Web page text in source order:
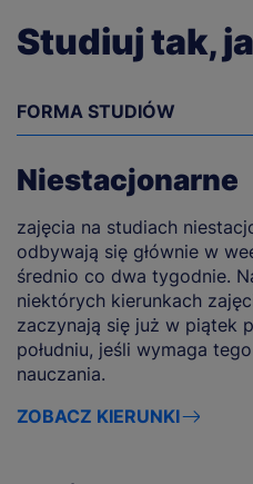
Studiuj tak,
FORMA STUDIÓW
Niestacjonarne
zajęcia na studiach
odbywają się głównie w
średnio co dwa tygodnie.
niektórych kierunkach
zaczynają się już w piątek
południu, jeśli wymaga
nauczania.
ZOBACZ KIERUNKI